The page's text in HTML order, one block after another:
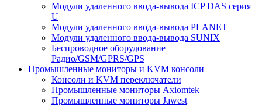
Модули удаленного ввода-вывода ICP DAS серия
U
Модули удаленного ввода-вывода PLANET
Модули удаленного ввода-вывода SUNIX
Беспроводное оборудование
Радио/GSM/GPRS/GPS
Промышленные мониторы и KVM консоли
Консоли и KVM переключатели
Промышленные мониторы Axiomtek
Промышленные мониторы Jawest